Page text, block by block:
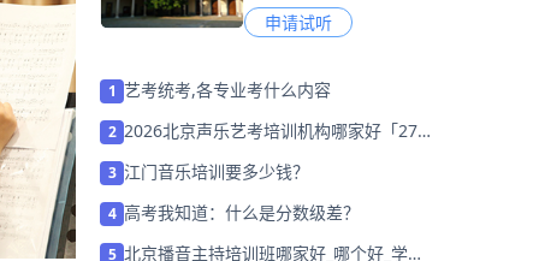
申请试听
1 艺考统考,各专业考什么内容
2 2026北京声乐艺考培训机构哪家好「27
3 江门音乐培训要多少钱？
4 高考我知道：什么是分数级差？
5 北京播音主持培训班哪家好_哪个好_学费